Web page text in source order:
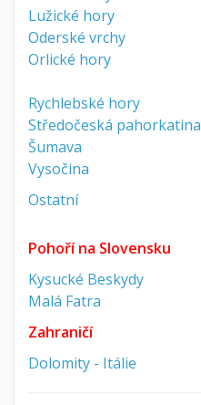
Lužické hory
Oderské vrchy
Orlické hory
Rychlebské hory
Středočeská pahorkatina
Šumava
Vysočina
Ostatní
Pohoří na Slovensku
Kysucké Beskydy
Malá Fatra
Zahraničí
Dolomity - Itálie